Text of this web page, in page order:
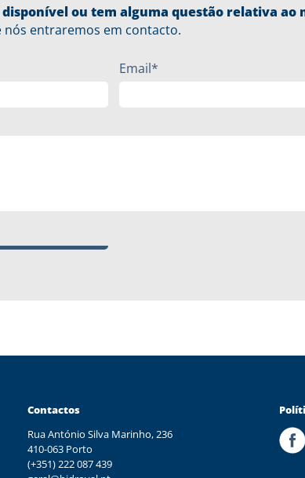
ou tem alguma questão relativa ao
entraremos em contacto.
Email*
Contactos
Rua António Silva Marinho, 236
410-063 Porto
(+351) 222 087 439